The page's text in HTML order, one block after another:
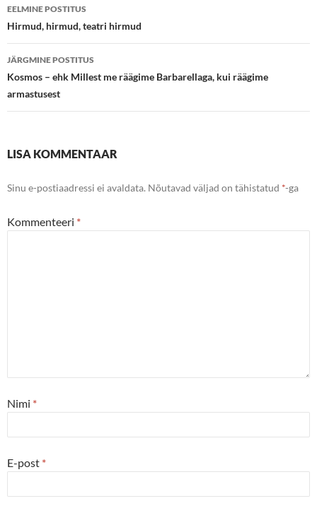
töölaud
EELMINE POSTITUS
Hirmud, hirmud, teatri hirmud
JÄRGMINE POSTITUS
Kosmos – ehk Millest me räägime Barbarellaga, kui räägime
armastusest
LISA KOMMENTAAR
Sinu e-postiaadressi ei avaldata. Nõutavad väljad on tähistatud *-ga
Kommenteeri *
Nimi *
E-post *